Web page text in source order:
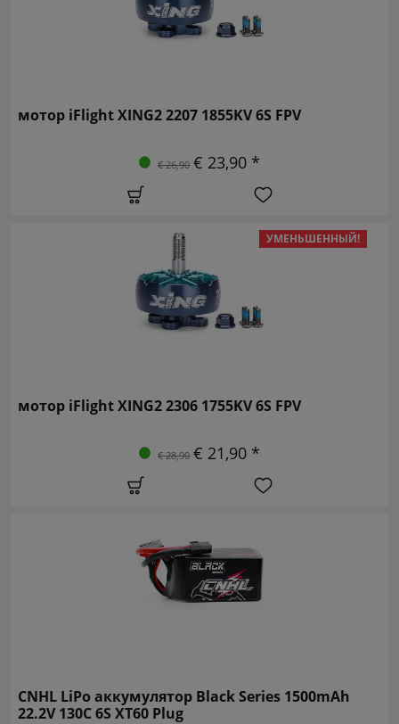
мотор iFlight XING2 2207 1855KV 6S FPV
€ 26,90 € 23,90 *
УМЕНЬШЕННЫЙ!
мотор iFlight XING2 2306 1755KV 6S FPV
€ 28,90 € 21,90 *
CNHL LiPo аккумулятор Black Series 1500mAh
22.2V 130C 6S XT60 Plug